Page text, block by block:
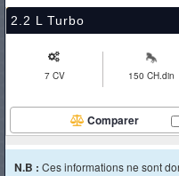
2.2 L Turbo
7 CV 150 CH.din
Comparer
N.B : Ces informations ne sont